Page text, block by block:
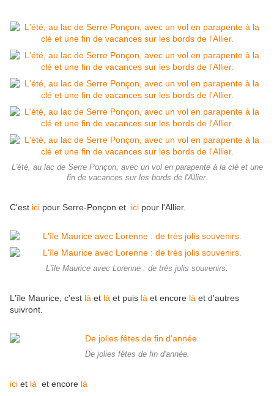
L'été, au lac de Serre Ponçon, avec un vol en parapente à la clé et une
fin de vacances sur les bords de l'Allier.
C'est ici pour Serre-Ponçon et ici pour l'Allier.
L'île Maurice avec Lorenne : de très jolis souvenirs.
L'île Maurice, c'est là et là et puis là et encore là et d'autres
suivront.
De jolies fêtes de fin d'année.
ici et là et encore là